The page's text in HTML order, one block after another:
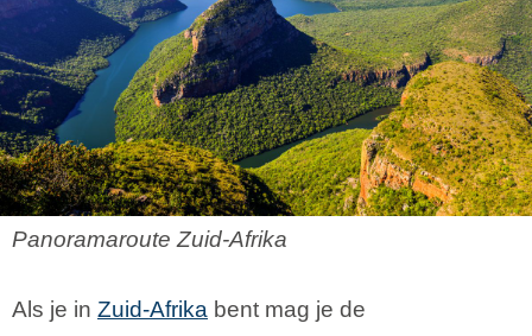
Panoramaroute Zuid-Afrika
Als je in Zuid-Afrika bent mag je de